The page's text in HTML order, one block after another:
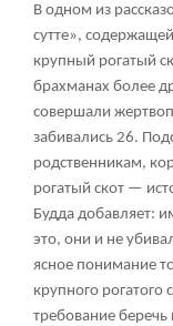
В одном из
сутте»,
крупный рогатый
брахманах более
совершали
забивались 26.
родственникам,
рогатый скот —
Будда добавляет:
это, они и не
ясное понимание
крупного рогатого
требование